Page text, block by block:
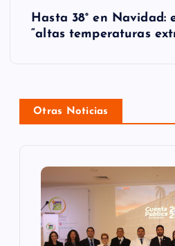
Hasta 38° en Navidad:
“altas temperaturas
Otras Noticias